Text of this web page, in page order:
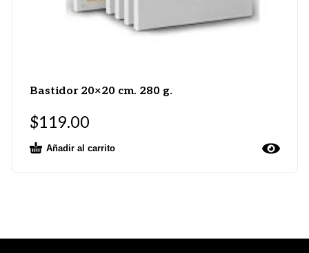
Bastidor 20×20 cm. 280 g.
$119.00
Añadir al carrito